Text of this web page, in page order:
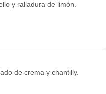
y ralladura de limón.
de crema y chantilly.